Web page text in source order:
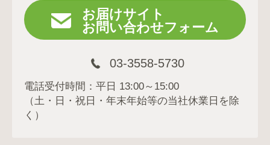
お届けサイト
お問い合わせフォーム
03-3558-5730
電話受付時間：平日 13:00～15:00
（土・日・祝日・年末年始等の当社休業日を除
く）